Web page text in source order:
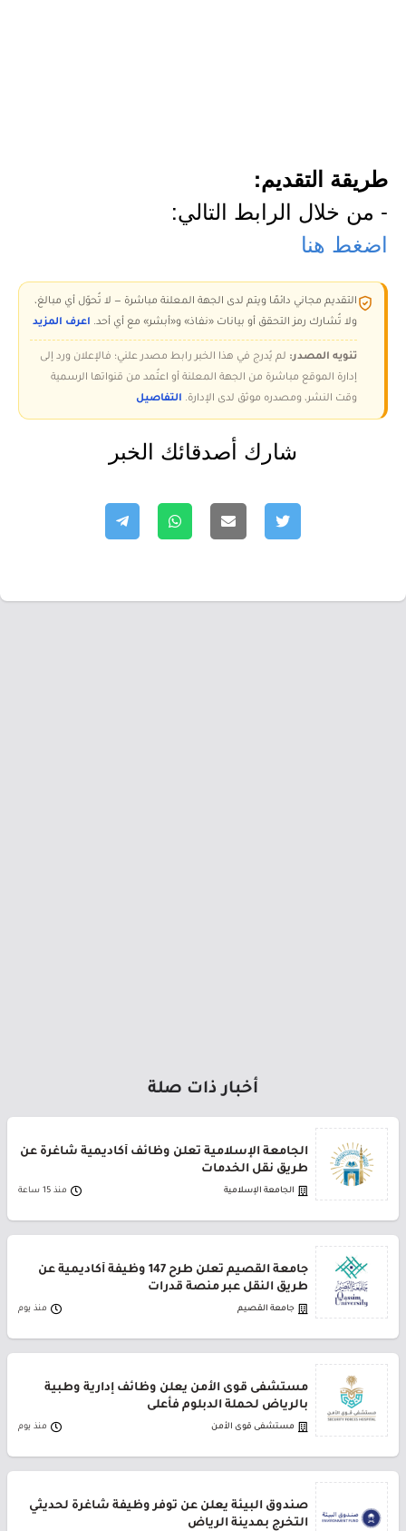
طريقة التقديم:
- من خلال الرابط التالي:
اضغط هنا
التقديم مجاني دائمًا ويتم لدى الجهة المعلنة مباشرة — لا تُحوّل أي مبالغ،
ولا تُشارك رمز التحقق أو بيانات «نفاذ» و«أبشر» مع أي أحد. اعرف المزيد
تنويه المصدر: لم يُدرج في هذا الخبر رابط مصدر علني؛ فالإعلان ورد إلى
إدارة الموقع مباشرة من الجهة المعلنة أو اعتُمد من قنواتها الرسمية
وقت النشر، ومصدره موثق لدى الإدارة. التفاصيل
شارك أصدقائك الخبر
أخبار ذات صلة
الجامعة الإسلامية تعلن وظائف أكاديمية شاغرة عن
طريق نقل الخدمات
الجامعة الإسلامية منذ 15 ساعة
جامعة القصيم تعلن طرح 147 وظيفة أكاديمية عن
طريق النقل عبر منصة قدرات
جامعة القصيم منذ يوم
مستشفى قوى الأمن يعلن وظائف إدارية وطبية
بالرياض لحملة الدبلوم فأعلى
مستشفى قوى الأمن منذ يوم
صندوق البيئة يعلن عن توفر وظيفة شاغرة لحديثي
التخرج بمدينة الرياض